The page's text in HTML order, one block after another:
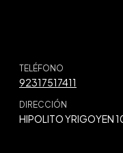
TELÉFONO
92317517411
DIRECCIÓN
HIPOLITO YRIGOYEN